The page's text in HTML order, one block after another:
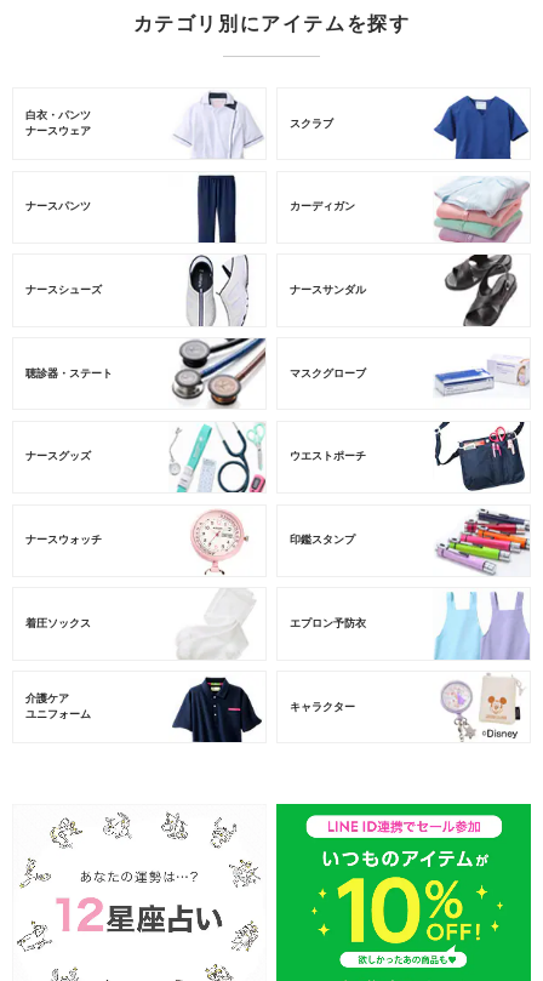
カテゴリ別にアイテムを探す
白衣・パンツ
ナースウェア
スクラブ
ナースパンツ カーディガン
ナースシューズ ナースサンダル
聴診器・ステート マスクグローブ
ナースグッズ ウエストポーチ
ナースウォッチ 印鑑スタンプ
着圧ソックス エプロン予防衣
介護ケア
ユニフォーム
キャラクター